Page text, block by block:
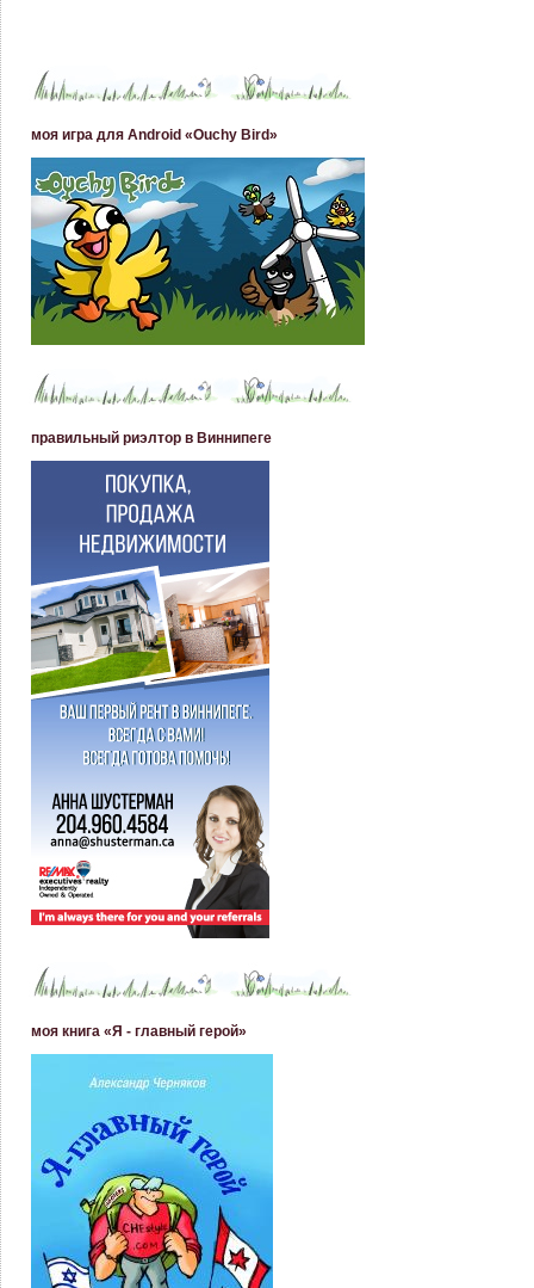
моя игра для Android «Ouchy Bird»
правильный риэлтор в Виннипеге
моя книга «Я - главный герой»